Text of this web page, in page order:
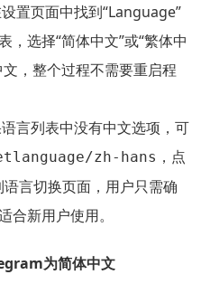
置页面中找到“Language”
，选择“简体中文”或“繁体中
，整个过程不需要重启程
言列表中没有中文选项，可
zh-hans ，点
言切换页面，用户只需确
合新用户使用。
为简体中文